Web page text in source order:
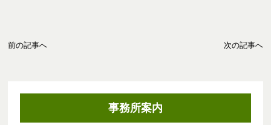
前の記事へ 次の記事へ
事務所案内